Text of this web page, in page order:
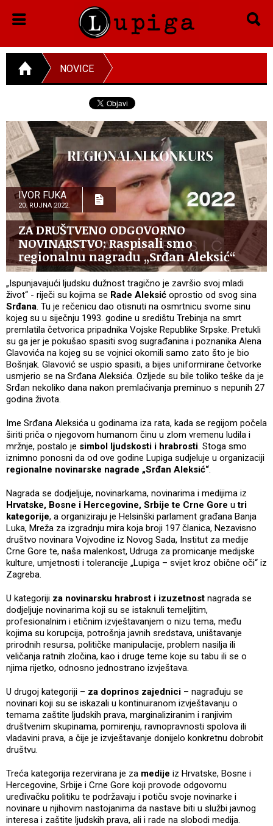
NOVICE
IVOR FUKA
20. RUJNA 2022.
ZA DRUŠTVENO ODGOVORNO
NOVINARSTVO: Raspisali smo
regionalnu nagradu „Srđan Aleksić“
„Ispunjavajući ljudsku dužnost tragično je završio svoj mladi
život“ - riječi su kojima se Rade Aleksić oprostio od svog sina
Srđana. Tu je rečenicu dao otisnuti na osmrtnicu svome sinu
kojeg su u siječnju 1993. godine u središtu Trebinja na smrt
premlatila četvorica pripadnika Vojske Republike Srpske. Pretukli
su ga jer je pokušao spasiti svog sugrađanina i poznanika Alena
Glavovića na kojeg su se vojnici okomili samo zato što je bio
Bošnjak. Glavović se uspio spasiti, a bijes uniformirane četvorke
usmjerio se na Srđana Aleksića. Ozljede su bile toliko teške da je
Srđan nekoliko dana nakon premlaćivanja preminuo s nepunih 27
godina života.
Ime Srđana Aleksića u godinama iza rata, kada se regijom počela
širiti priča o njegovom humanom činu u zlom vremenu ludila i
mržnje, postalo je simbol ljudskosti i hrabrosti. Stoga smo
iznimno ponosni da od ove godine Lupiga sudjeluje u organizaciji
regionalne novinarske nagrade „Srđan Aleksić“.
Nagrada se dodjeljuje, novinarkama, novinarima i medijima iz
Hrvatske, Bosne i Hercegovine, Srbije te Crne Gore utri
kategorije, a organiziraju je Helsinški parlament građana Banja
Luka, Mreža za izgradnju mira koja broji 197 članica, Nezavisno
društvo novinara Vojvodine iz Novog Sada, Institut za medije
Crne Gore te, naša malenkost, Udruga za promicanje medijske
kulture, umjetnosti i tolerancije „Lupiga – svijet kroz obične oči“ iz
Zagreba.
U kategoriji za novinarsku hrabrost i izuzetnost nagrada se
dodjeljuje novinarima koji su se istaknuli temeljitim,
profesionalnim i etičnim izvještavanjem o nizu tema, među
kojima su korupcija, potrošnja javnih sredstava, uništavanje
prirodnih resursa, političke manipulacije, problem nasilja ili
veličanja ratnih zločina, kao i druge teme koje su tabu ili se o
njima rijetko, odnosno jednostrano izvještava.
U drugoj kategoriji – za doprinos zajednici – nagrađuju se
novinari koji su se iskazali u kontinuiranom izvještavanju o
temama zaštite ljudskih prava, marginaliziranim i ranjivim
društvenim skupinama, pomirenju, ravnopravnosti spolova ili
vladavini prava, a čije je izvještavanje donijelo konkretnu dobrobit
društvu.
Treća kategorija rezervirana je za medije iz Hrvatske, Bosne i
Hercegovine, Srbije i Crne Gore koji provode odgovornu
uređivačku politiku te podržavaju i potiču svoje novinarke i
novinare u njihovim nastojanima da nastave biti u službi javnog
interesa i zaštite ljudskih prava, ali i rade na slobodi medija.